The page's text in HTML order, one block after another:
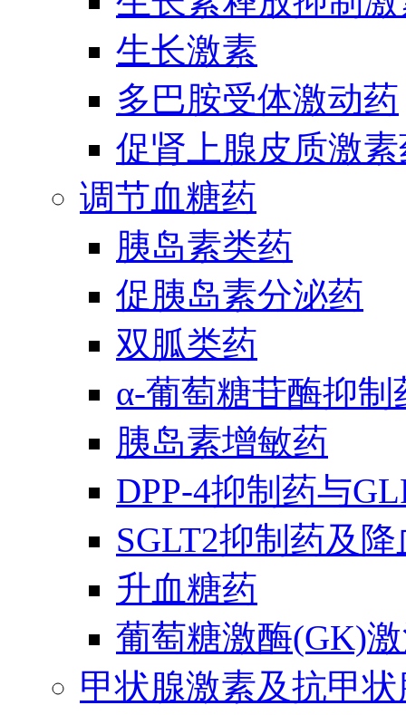
生长激素
多巴胺受体激动药
促肾上腺皮质激
调节血糖药
胰岛素类药
促胰岛素分泌药
双胍类药
α-葡萄糖苷酶抑制
胰岛素增敏药
DPP-4抑制药与
SGLT2抑制药及
升血糖药
葡萄糖激酶(GK)
甲状腺激素及抗甲